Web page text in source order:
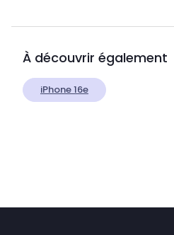
À découvrir également
iPhone 16e